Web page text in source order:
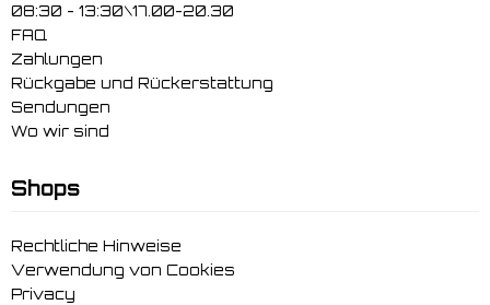
08:30 - 13:30\17.00-20.30
FAQ
Zahlungen
Rückgabe und Rückerstattung
Sendungen
Wo wir sind
Shops
Rechtliche Hinweise
Verwendung von Cookies
Privacy